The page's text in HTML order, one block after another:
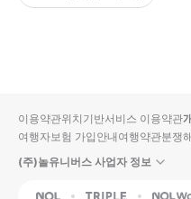
입니
다.
순
상
이용약관위치기반서비스 이용약관
여행자보험 가입안내여행약관분쟁
(주)놀유니버스 사업자 정보